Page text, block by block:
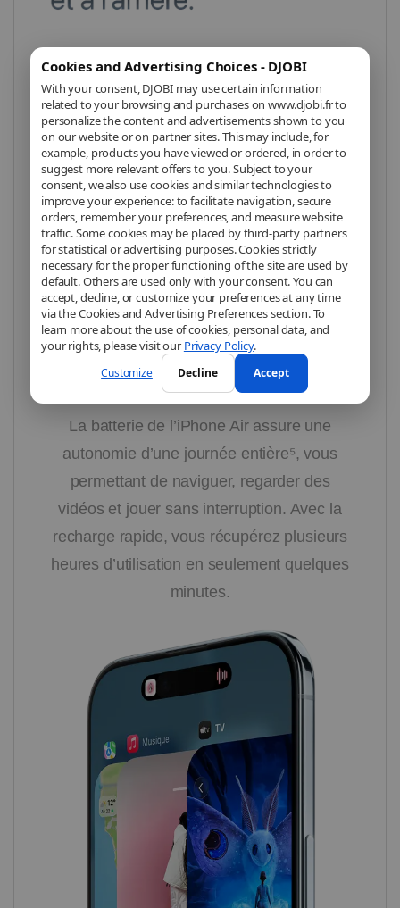
Cookies and Advertising Choices - DJOBI
With your consent, DJOBI may use certain information
related to your browsing and purchases on www.djobi.fr to
personalize the content and advertisements shown to you
on our website or on partner sites. This may include, for
example, products you have viewed or ordered, in order to
suggest more relevant offers to you. Subject to your
consent, we also use cookies and similar technologies to
improve your experience: to facilitate navigation, secure
orders, remember your preferences, and measure website
traffic. Some cookies may be placed by third-party partners
for statistical or advertising purposes. Cookies strictly
necessary for the proper functioning of the site are used by
default. Others are used only with your consent. You can
accept, decline, or customize your preferences at any time
via the Cookies and Advertising Preferences section. To
learn more about the use of cookies, personal data, and
your rights, please visit our Privacy Policy.
Customize Decline Accept
Les caméras avant et arrière permettent
des photos et vidéos exceptionnelles. La
caméra principale Fusion 48 MP capture
des détails incroyables, avec l’ultra grand-
angle et le téléobjectif 2x pour un rendu
optimal. Le mode Portrait et la photographie
computationnelle⁴ garantissent des clichés
professionnels même en faible luminosité.
La batterie de l’iPhone Air assure une
autonomie d’une journée entière⁵, vous
permettant de naviguer, regarder des
vidéos et jouer sans interruption. Avec la
recharge rapide, vous récupérez plusieurs
heures d’utilisation en seulement quelques
minutes.